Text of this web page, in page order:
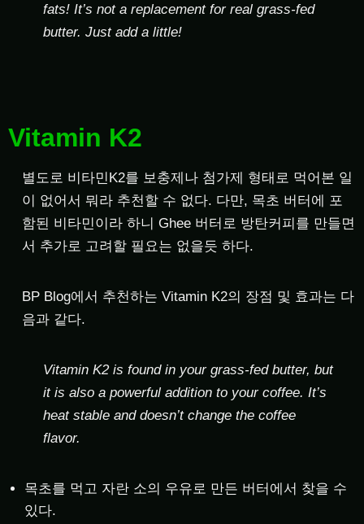
fats! It’s not a replacement for real grass-fed
butter. Just add a little!
Vitamin K2
별도로 비타민K2를 보충제나 첨가제 형태로 먹어본 일
이 없어서 뭐라 추천할 수 없다. 다만, 목초 버터에 포
함된 비타민이라 하니 Ghee 버터로 방탄커피를 만들면
서 추가로 고려할 필요는 없을듯 하다.
BP Blog에서 추천하는 Vitamin K2의 장점 및 효과는 다
음과 같다.
Vitamin K2 is found in your grass-fed butter, but
it is also a powerful addition to your coffee. It’s
heat stable and doesn’t change the coffee
flavor.
목초를 먹고 자란 소의 우유로 만든 버터에서 찾을 수
있다.